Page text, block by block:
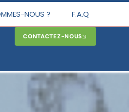
NOUS ? F.A.Q
CONTACTEZ-NOUS